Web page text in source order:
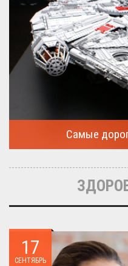
Самые
17
СЕНТЯБРЬ